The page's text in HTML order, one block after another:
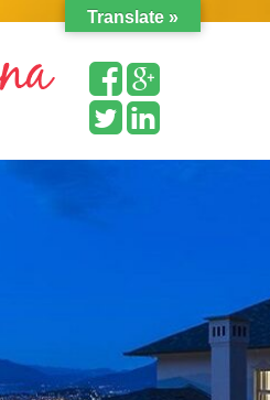
Translate »